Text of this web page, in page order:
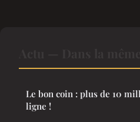
Le bon coin : plus de 10
ligne !